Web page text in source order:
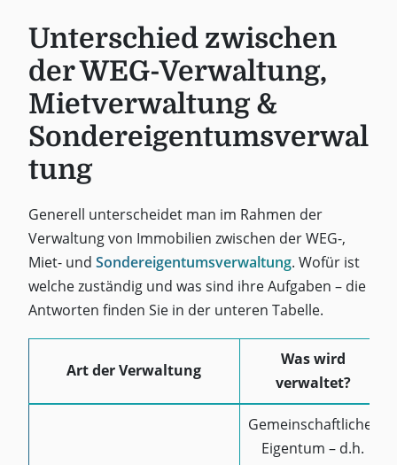
Unterschied zwischen
der WEG-Verwaltung,
Mietverwaltung &
Sondereigentumsverwal
tung
Generell unterscheidet man im Rahmen der
Verwaltung von Immobilien zwischen der WEG-,
Miet- und Sondereigentumsverwaltung. Wofür ist
welche zuständig und was sind ihre Aufgaben – die
Antworten finden Sie in der unteren Tabelle.
Art der Verwaltung
Was wird
verwaltet?
Gemeinschaftlicher
Eigentum – d.h.